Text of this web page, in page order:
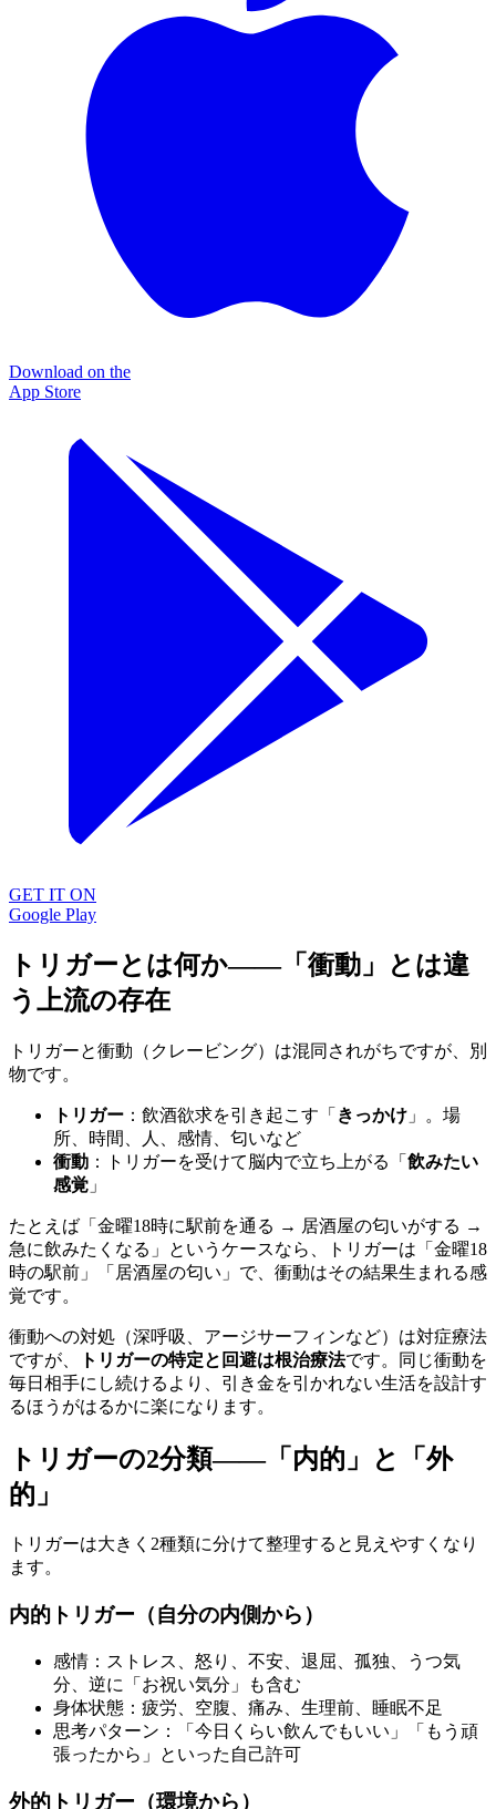
Download on the
App Store
GET IT ON
Google Play
トリガーとは何か——「衝動」とは違
う上流の存在
トリガーと衝動（クレービング）は混同されがちですが、別
物です。
トリガー ：飲酒欲求を引き起こす「 きっかけ 」。場
所、時間、人、感情、匂いなど
衝動 ：トリガーを受けて脳内で立ち上がる「 飲みたい
感覚 」
たとえば「金曜18時に駅前を通る → 居酒屋の匂いがする →
急に飲みたくなる」というケースなら、トリガーは「金曜18
時の駅前」「居酒屋の匂い」で、衝動はその結果生まれる感
覚です。
衝動への対処（深呼吸、アージサーフィンなど）は対症療法
ですが、
トリガーの特定と回避は根治療法です。同じ衝動を
毎日相手にし続けるより、引き金を引かれない生活を設計す
るほうがはるかに楽になります。
トリガーの2分類——「内的」と「外
的」
トリガーは大きく2種類に分けて整理すると見えやすくなり
ます。
内的トリガー（自分の内側から）
感情：ストレス、怒り、不安、退屈、孤独、うつ気
分、逆に「お祝い気分」も含む
身体状態：疲労、空腹、痛み、生理前、睡眠不足
思考パターン：「今日くらい飲んでもいい」「もう頑
張ったから」といった自己許可
外的トリガー（環境から）